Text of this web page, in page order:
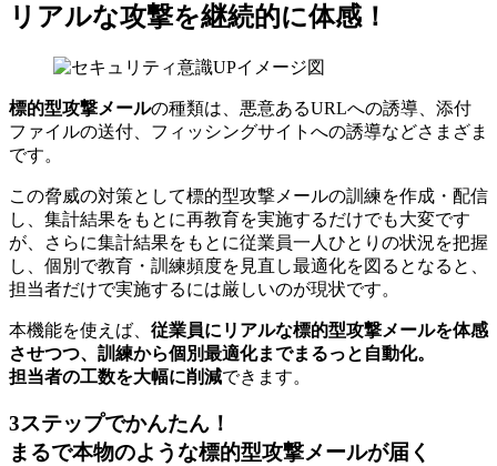
リアルな攻撃を継続的に体感！
標的型攻撃メールの種類は、悪意あるURLへの誘導、添付
ファイルの送付、フィッシングサイトへの誘導などさまざま
です。
この脅威の対策として標的型攻撃メールの訓練を作成・配信
し、集計結果をもとに再教育を実施するだけでも大変です
が、さらに集計結果をもとに従業員一人ひとりの状況を把握
し、個別で教育・訓練頻度を見直し最適化を図るとなると、
担当者だけで実施するには厳しいのが現状です。
本機能を使えば、 従業員にリアルな標的型攻撃メールを体感
させつつ、訓練から個別最適化までまるっと自動化。
担当者の工数を大幅に削減できます。
3ステップでかんたん！
まるで本物のような標的型攻撃メールが届く